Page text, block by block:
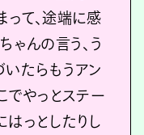
って、途端に感
ゃんの言う、う
たらもうアン
でやっとステー
はっとしたりし